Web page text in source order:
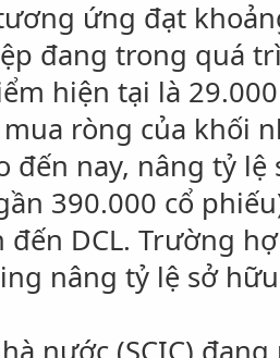
tương ứng đạt
đang trong quá
hiện tại là
ròng của khối
đến nay, nâng tỷ
390.000 cổ
DCL. Trường
nâng tỷ lệ sở
nước (SCIC)